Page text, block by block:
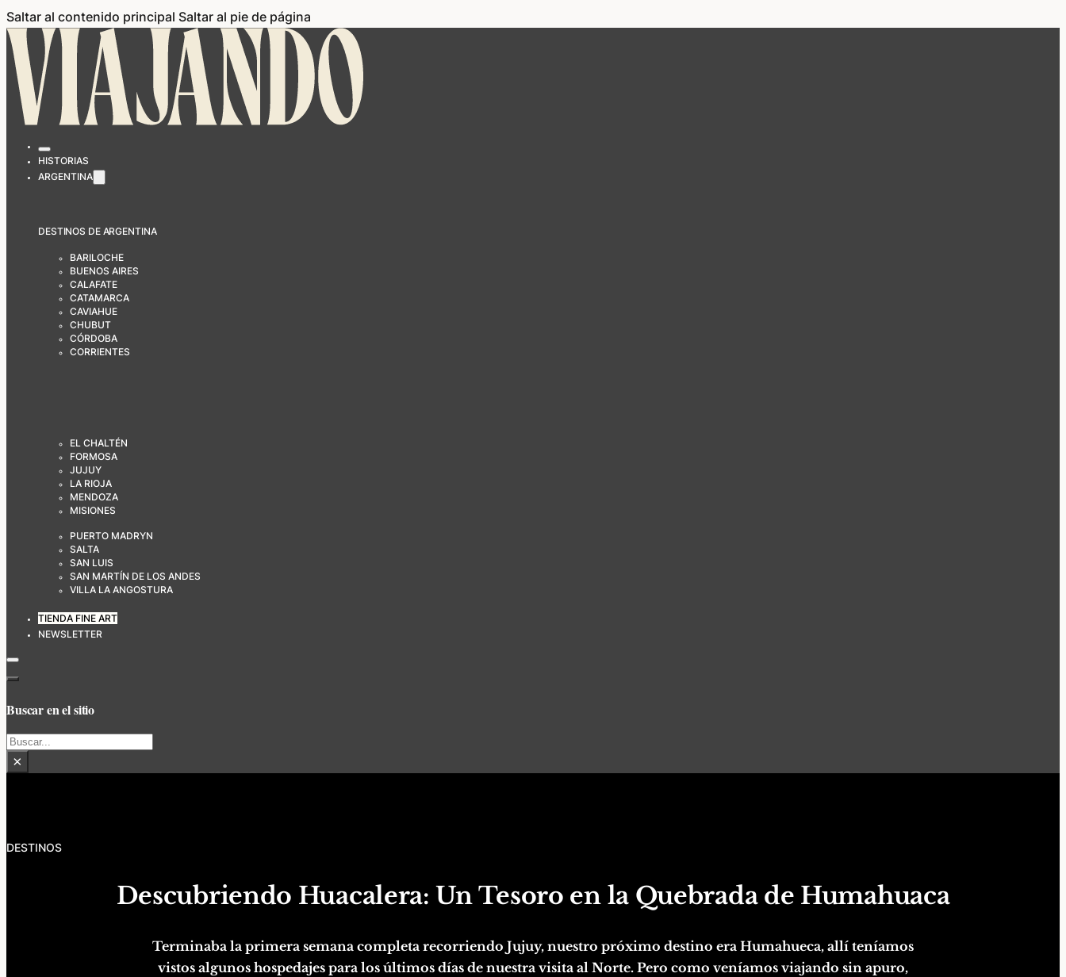
Saltar al contenido principal Saltar al pie de página
HISTORIAS
ARGENTINA
DESTINOS DE ARGENTINA
BARILOCHE
BUENOS AIRES
CALAFATE
CATAMARCA
CAVIAHUE
CHUBUT
CÓRDOBA
CORRIENTES
EL CHALTÉN
FORMOSA
JUJUY
LA RIOJA
MENDOZA
MISIONES
PUERTO MADRYN
SALTA
SAN LUIS
SAN MARTÍN DE LOS ANDES
VILLA LA ANGOSTURA
TIENDA FINE ART
NEWSLETTER
Buscar en el sitio
Buscar
×
DESTINOS
Descubriendo Huacalera: Un Tesoro en la Quebrada de Humahuaca
Terminaba la primera semana completa recorriendo Jujuy, nuestro próximo destino era Humahueca, allí teníamos
vistos algunos hospedajes para los últimos días de nuestra visita al Norte. Pero como veníamos viajando sin apuro,